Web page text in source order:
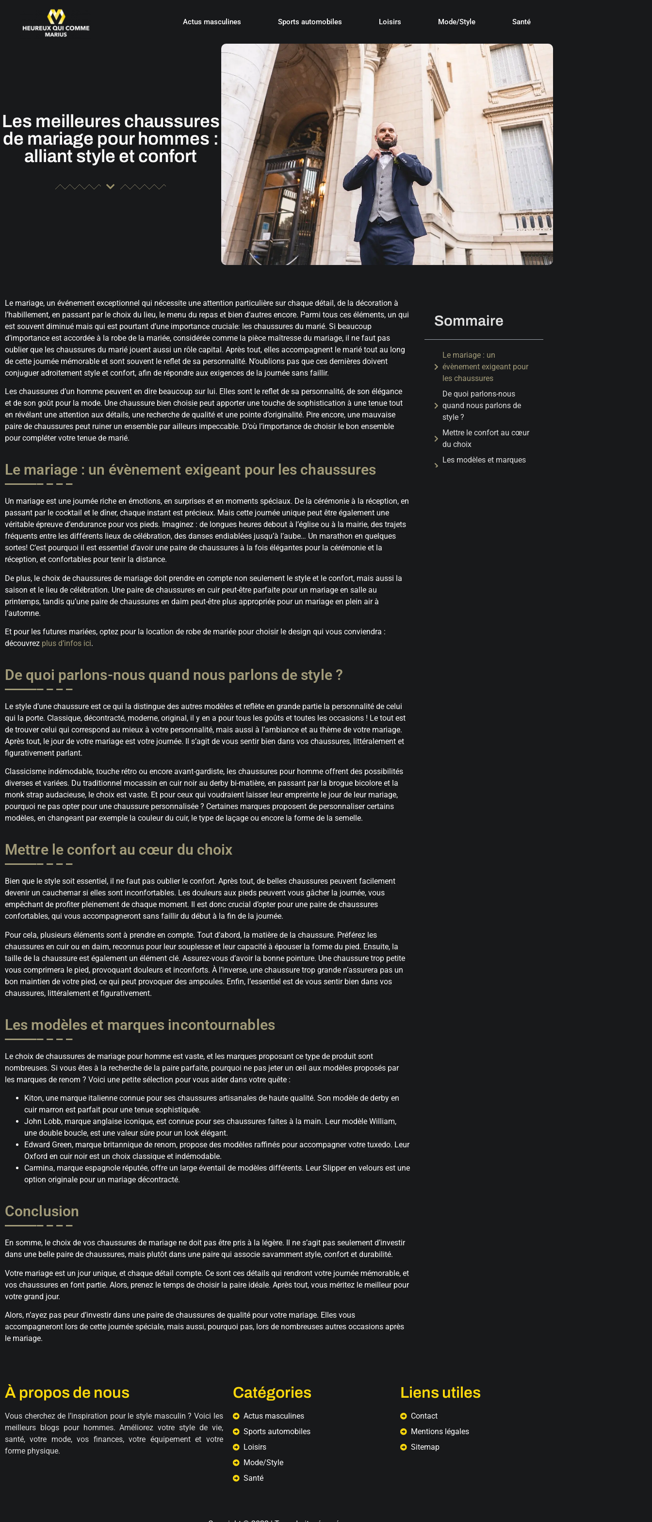
Actus masculines Sports automobiles Loisirs Mode/Style Santé
Les meilleures chaussures
de mariage pour hommes :
alliant style et confort
Le mariage, un événement exceptionnel qui nécessite une attention particulière sur chaque détail, de la décoration à
l’habillement, en passant par le choix du lieu, le menu du repas et bien d’autres encore. Parmi tous ces éléments, un qui
est souvent diminué mais qui est pourtant d’une importance cruciale: les chaussures du marié. Si beaucoup
d’importance est accordée à la robe de la mariée, considérée comme la pièce maîtresse du mariage, il ne faut pas
oublier que les chaussures du marié jouent aussi un rôle capital. Après tout, elles accompagnent le marié tout au long
de cette journée mémorable et sont souvent le reflet de sa personnalité. N’oublions pas que ces dernières doivent
conjuguer adroitement style et confort, afin de répondre aux exigences de la journée sans faillir.
Les chaussures d’un homme peuvent en dire beaucoup sur lui. Elles sont le reflet de sa personnalité, de son élégance
et de son goût pour la mode. Une chaussure bien choisie peut apporter une touche de sophistication à une tenue tout
en révélant une attention aux détails, une recherche de qualité et une pointe d’originalité. Pire encore, une mauvaise
paire de chaussures peut ruiner un ensemble par ailleurs impeccable. D’où l’importance de choisir le bon ensemble
pour compléter votre tenue de marié.
Le mariage : un évènement exigeant pour les chaussures
Un mariage est une journée riche en émotions, en surprises et en moments spéciaux. De la cérémonie à la réception, en
passant par le cocktail et le dîner, chaque instant est précieux. Mais cette journée unique peut être également une
véritable épreuve d’endurance pour vos pieds. Imaginez : de longues heures debout à l’église ou à la mairie, des trajets
fréquents entre les différents lieux de célébration, des danses endiablées jusqu’à l’aube… Un marathon en quelques
sortes! C’est pourquoi il est essentiel d’avoir une paire de chaussures à la fois élégantes pour la cérémonie et la
réception, et confortables pour tenir la distance.
De plus, le choix de chaussures de mariage doit prendre en compte non seulement le style et le confort, mais aussi la
saison et le lieu de célébration. Une paire de chaussures en cuir peut-être parfaite pour un mariage en salle au
printemps, tandis qu’une paire de chaussures en daim peut-être plus appropriée pour un mariage en plein air à
l’automne.
Et pour les futures mariées, optez pour la location de robe de mariée pour choisir le design qui vous conviendra :
découvrez plus d’infos ici.
De quoi parlons-nous quand nous parlons de style ?
Le style d’une chaussure est ce qui la distingue des autres modèles et reflète en grande partie la personnalité de celui
qui la porte. Classique, décontracté, moderne, original, il y en a pour tous les goûts et toutes les occasions ! Le tout est
de trouver celui qui correspond au mieux à votre personnalité, mais aussi à l’ambiance et au thème de votre mariage.
Après tout, le jour de votre mariage est votre journée. Il s’agit de vous sentir bien dans vos chaussures, littéralement et
figurativement parlant.
Classicisme indémodable, touche rétro ou encore avant-gardiste, les chaussures pour homme offrent des possibilités
diverses et variées. Du traditionnel mocassin en cuir noir au derby bi-matière, en passant par la brogue bicolore et la
monk strap audacieuse, le choix est vaste. Et pour ceux qui voudraient laisser leur empreinte le jour de leur mariage,
pourquoi ne pas opter pour une chaussure personnalisée ? Certaines marques proposent de personnaliser certains
modèles, en changeant par exemple la couleur du cuir, le type de laçage ou encore la forme de la semelle.
Mettre le confort au cœur du choix
Bien que le style soit essentiel, il ne faut pas oublier le confort. Après tout, de belles chaussures peuvent facilement
devenir un cauchemar si elles sont inconfortables. Les douleurs aux pieds peuvent vous gâcher la journée, vous
empêchant de profiter pleinement de chaque moment. Il est donc crucial d’opter pour une paire de chaussures
confortables, qui vous accompagneront sans faillir du début à la fin de la journée.
Pour cela, plusieurs éléments sont à prendre en compte. Tout d’abord, la matière de la chaussure. Préférez les
chaussures en cuir ou en daim, reconnus pour leur souplesse et leur capacité à épouser la forme du pied. Ensuite, la
taille de la chaussure est également un élément clé. Assurez-vous d’avoir la bonne pointure. Une chaussure trop petite
vous comprimera le pied, provoquant douleurs et inconforts. À l’inverse, une chaussure trop grande n’assurera pas un
bon maintien de votre pied, ce qui peut provoquer des ampoules. Enfin, l’essentiel est de vous sentir bien dans vos
chaussures, littéralement et figurativement.
Les modèles et marques incontournables
Le choix de chaussures de mariage pour homme est vaste, et les marques proposant ce type de produit sont
nombreuses. Si vous êtes à la recherche de la paire parfaite, pourquoi ne pas jeter un œil aux modèles proposés par
les marques de renom ? Voici une petite sélection pour vous aider dans votre quête :
Kiton, une marque italienne connue pour ses chaussures artisanales de haute qualité. Son modèle de derby en
cuir marron est parfait pour une tenue sophistiquée.
John Lobb, marque anglaise iconique, est connue pour ses chaussures faites à la main. Leur modèle William,
une double boucle, est une valeur sûre pour un look élégant.
Edward Green, marque britannique de renom, propose des modèles raffinés pour accompagner votre tuxedo. Leur
Oxford en cuir noir est un choix classique et indémodable.
Carmina, marque espagnole réputée, offre un large éventail de modèles différents. Leur Slipper en velours est une
option originale pour un mariage décontracté.
Conclusion
En somme, le choix de vos chaussures de mariage ne doit pas être pris à la légère. Il ne s’agit pas seulement d’investir
dans une belle paire de chaussures, mais plutôt dans une paire qui associe savamment style, confort et durabilité.
Votre mariage est un jour unique, et chaque détail compte. Ce sont ces détails qui rendront votre journée mémorable, et
vos chaussures en font partie. Alors, prenez le temps de choisir la paire idéale. Après tout, vous méritez le meilleur pour
votre grand jour.
Alors, n’ayez pas peur d’investir dans une paire de chaussures de qualité pour votre mariage. Elles vous
accompagneront lors de cette journée spéciale, mais aussi, pourquoi pas, lors de nombreuses autres occasions après
le mariage.
Sommaire
Le mariage : un
évènement exigeant pour
les chaussures
De quoi parlons-nous
quand nous parlons de
style ?
Mettre le confort au cœur
du choix
Les modèles et marques
À propos de nous
Vous cherchez de l’inspiration pour le style masculin ? Voici les
meilleurs blogs pour hommes. Améliorez votre style de vie,
santé, votre mode, vos finances, votre équipement et votre
forme physique.
Catégories
Actus masculines
Sports automobiles
Loisirs
Mode/Style
Santé
Liens utiles
Contact
Mentions légales
Sitemap